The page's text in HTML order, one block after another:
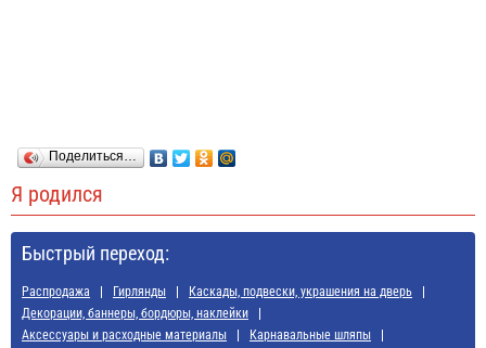
Поделиться…
Я родился
Быстрый переход:
Распродажа Гирлянды
Каскады, подвески, украшения на дверь
Декорации, баннеры, бордюры, наклейки
Аксессуары и расходные материалы
Карнавальные шляпы